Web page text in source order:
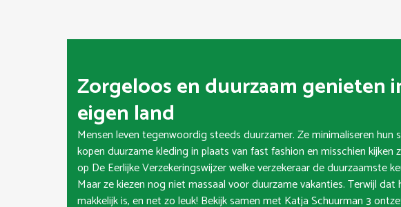
Zorgeloos en duurzaam genieten
eigen land
Mensen leven tegenwoordig steeds duurzamer. Ze minimaliseren hun
kopen duurzame kleding in plaats van fast fashion en misschien kijken
op De Eerlijke Verzekeringswijzerwelke verzekeraar de duurzaamste
Maar ze kiezen nog niet massaal voor duurzame vakanties. Terwijl dat
makkelijk is, en net zo leuk! Bekijk samen met Katja Schuurman 3